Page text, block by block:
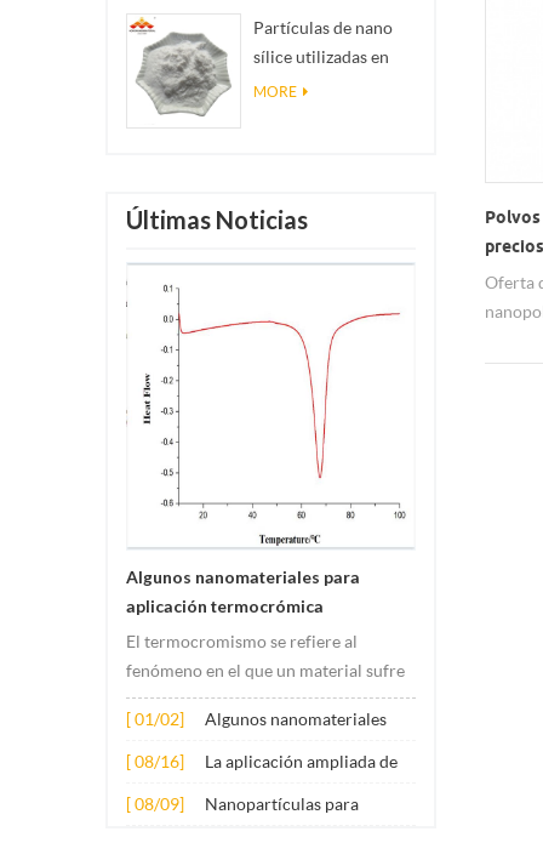
Partículas de nano
sílice utilizadas en
resina epoxi, polvo
MORE
Últimas Noticias
Algunos nanomateriales para
aplicación termocrómica
El termocromismo se refiere al
fenómeno en el que un material sufre
cambios de color debido a cambios de
temperatura. Este cambio suele ser
causado por cambios en la estructura
Su principio de aplicación involucr...
[ 01/02]
Algunos nanomateriales
[ 08/16]
La aplicación ampliada de
[ 08/09]
Nanopartículas para
Oferta